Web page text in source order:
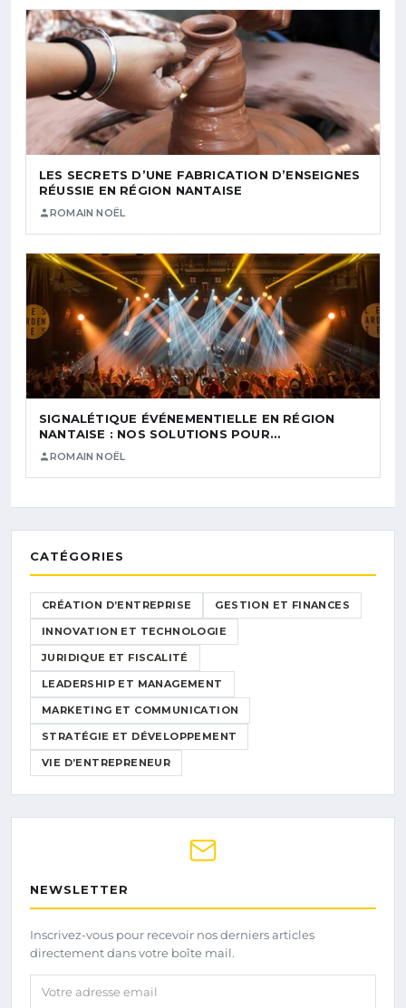
LES SECRETS D’UNE FABRICATION D’ENSEIGNES
RÉUSSIE EN RÉGION NANTAISE
ROMAIN NOËL
SIGNALÉTIQUE ÉVÉNEMENTIELLE EN RÉGION
NANTAISE : NOS SOLUTIONS POUR…
ROMAIN NOËL
CATÉGORIES
CRÉATION D’ENTREPRISE GESTION ET FINANCES
INNOVATION ET TECHNOLOGIE
JURIDIQUE ET FISCALITÉ
LEADERSHIP ET MANAGEMENT
MARKETING ET COMMUNICATION
STRATÉGIE ET DÉVELOPPEMENT
VIE D’ENTREPRENEUR
NEWSLETTER
Inscrivez-vous pour recevoir nos derniers articles
directement dans votre boîte mail.
Votre adresse email